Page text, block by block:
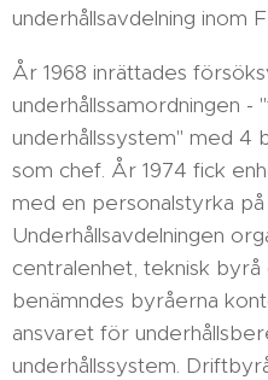
underhållsavdelning inom
År 1968 inrättades
underhållssamordningen -
underhållssystem" med 4
som chef. År 1974 fick
med en personalstyrka
Underhållsavdelningen
centralenhet, teknisk
benämndes byråerna
ansvaret för
underhållssystem.